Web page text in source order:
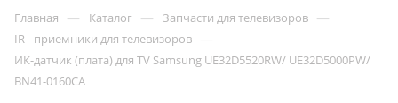
Главная — Каталог — Запчасти для телевизоров —
IR - приемники для телевизоров —
ИК-датчик (плата) для TV Samsung UE32D5520RW/ UE32D5000PW/
BN41-0160CA